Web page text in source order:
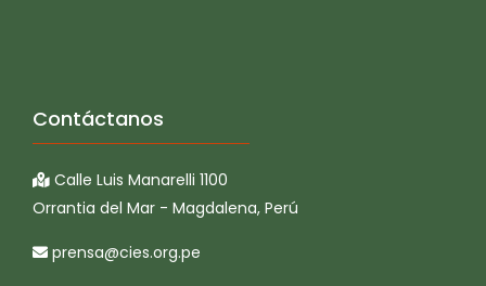
Contáctanos
Calle Luis Manarelli 1100
Orrantia del Mar - Magdalena, Perú
prensa@cies.org.pe